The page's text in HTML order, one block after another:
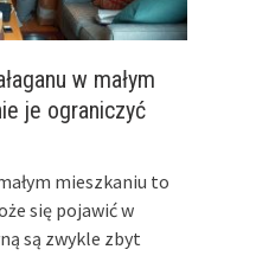
w małym
je ograniczyć
mieszkaniu to
się pojawić w
są zwykle zbyt